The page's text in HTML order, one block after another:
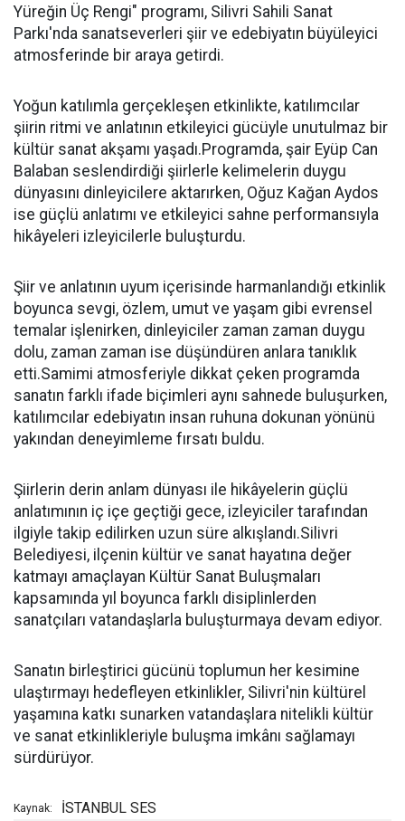
Yüreğin Üç Rengi" programı, Silivri Sahili Sanat
Parkı'nda sanatseverleri şiir ve edebiyatın büyüleyici
atmosferinde bir araya getirdi.
Yoğun katılımla gerçekleşen etkinlikte, katılımcılar
şiirin ritmi ve anlatının etkileyici gücüyle unutulmaz bir
kültür sanat akşamı yaşadı.Programda, şair Eyüp Can
Balaban seslendirdiği şiirlerle kelimelerin duygu
dünyasını dinleyicilere aktarırken, Oğuz Kağan Aydos
ise güçlü anlatımı ve etkileyici sahne performansıyla
hikâyeleri izleyicilerle buluşturdu.
Şiir ve anlatının uyum içerisinde harmanlandığı etkinlik
boyunca sevgi, özlem, umut ve yaşam gibi evrensel
temalar işlenirken, dinleyiciler zaman zaman duygu
dolu, zaman zaman ise düşündüren anlara tanıklık
etti.Samimi atmosferiyle dikkat çeken programda
sanatın farklı ifade biçimleri aynı sahnede buluşurken,
katılımcılar edebiyatın insan ruhuna dokunan yönünü
yakından deneyimleme fırsatı buldu.
Şiirlerin derin anlam dünyası ile hikâyelerin güçlü
anlatımının iç içe geçtiği gece, izleyiciler tarafından
ilgiyle takip edilirken uzun süre alkışlandı.Silivri
Belediyesi, ilçenin kültür ve sanat hayatına değer
katmayı amaçlayan Kültür Sanat Buluşmaları
kapsamında yıl boyunca farklı disiplinlerden
sanatçıları vatandaşlarla buluşturmaya devam ediyor.
Sanatın birleştirici gücünü toplumun her kesimine
ulaştırmayı hedefleyen etkinlikler, Silivri'nin kültürel
yaşamına katkı sunarken vatandaşlara nitelikli kültür
ve sanat etkinlikleriyle buluşma imkânı sağlamayı
sürdürüyor.
Kaynak: İSTANBUL SES